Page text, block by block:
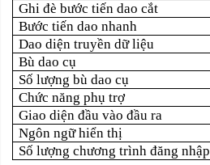
Ghi đè bước tiến dao cắt
Bước tiến dao nhanh
Dao diện truyền dữ liệu
Bù dao cụ
Số lượng bù dao cụ
Chức năng phụ trợ
Giao diện đầu vào đầu ra
Ngôn ngữ hiển thị
Số lượng chương trình đăng nhập